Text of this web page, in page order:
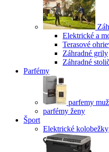
Elektrické a
Terasové
Záhradné grily
Záhradné
Parfémy
parfemy
parfémy ženy
Šport
Elektrické kolobežky